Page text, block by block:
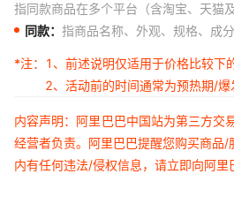
指同款商品在多个平台（含淘宝、天猫
同款： 指商品名称、外观、规格、成
*注：
1、前述说明仅适用于价格比较下
2、活动前的时间通常为预热期/
内容声明：阿里巴巴中国站为第三方交
经营者负责。阿里巴巴提醒您购买商品
内有任何违法/侵权信息，请立即向阿里